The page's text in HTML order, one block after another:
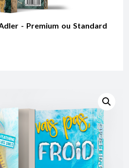
- Premium ou Standard